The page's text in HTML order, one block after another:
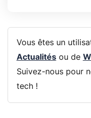
Vous êtes un
Actualitésou de
Suivez-nous pour
tech !